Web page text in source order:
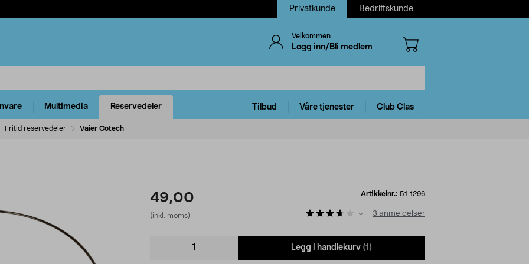
Privatkunde Bedriftskunde
Velkommen
Logg inn/Bli medlem
Multimedia Reservedeler Tilbud Våre tjenester Club Clas
Fritid reservedeler Vaier Cotech
49,00
(inkl. moms)
Artikkelnr.: 51-1296
3 anmeldelser
Legg i handlekurv (1)